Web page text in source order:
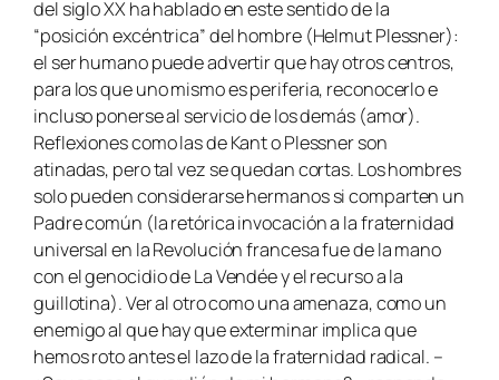
del siglo XX ha hablado en este sentido de la
“posición excéntrica” del hombre (Helmut Plessner):
el ser humano puede advertir que hay otros centros,
para los que uno mismo es periferia, reconocerlo e
incluso ponerse al servicio de los demás (amor).
Reflexiones como las de Kant o Plessner son
atinadas, pero tal vez se quedan cortas. Los hombres
solo pueden considerarse hermanos si comparten un
Padre común (la retórica invocación a la fraternidad
universal en la Revolución francesa fue de la mano
con el genocidio de La Vendée y el recurso a la
guillotina). Ver al otro como una amenaza, como un
enemigo al que hay que exterminar implica que
hemos roto antes el lazo de la fraternidad radical. –